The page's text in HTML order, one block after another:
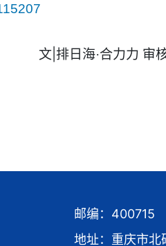
文 排日海·合力力 审
邮编：400715
地址：重庆市北